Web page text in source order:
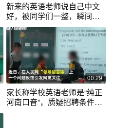
新来的英语老师说自己中文
好，被同学们一整，瞬间蒙
了
00:29
家长称学校英语老师是“纯正
河南口音”，质疑招聘条件，